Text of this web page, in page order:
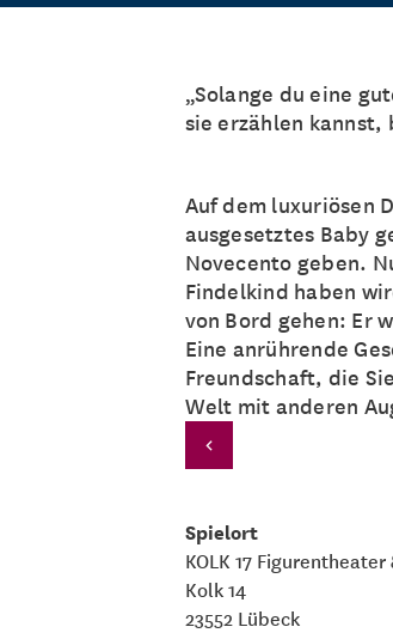
„Solange du eine
sie erzählen kannst,
Auf dem luxuriösen
ausgesetztes Baby
Novecento geben.
Findelkind haben
von Bord gehen: Er
Eine anrührende
Freundschaft, die
Welt mit anderen
Spielort
KOLK 17
Kolk 14
23552 Lübeck